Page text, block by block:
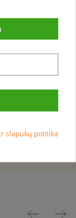
Tamsus
laku, šiurkštintas
Lietuva
slapukų politika